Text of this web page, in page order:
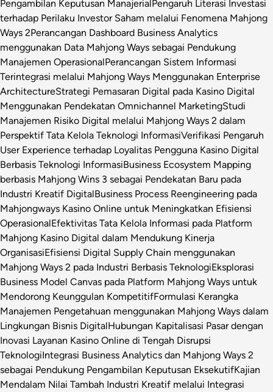
Pengambilan Keputusan ManajerialPengaruh Literasi Investasi
terhadap Perilaku Investor Saham melalui Fenomena Mahjong
Ways 2Perancangan Dashboard Business Analytics
menggunakan Data Mahjong Ways sebagai Pendukung
Manajemen OperasionalPerancangan Sistem Informasi
Terintegrasi melalui Mahjong Ways Menggunakan Enterprise
ArchitectureStrategi Pemasaran Digital pada Kasino Digital
Menggunakan Pendekatan Omnichannel MarketingStudi
Manajemen Risiko Digital melalui Mahjong Ways 2 dalam
Perspektif Tata Kelola Teknologi InformasiVerifikasi Pengaruh
User Experience terhadap Loyalitas Pengguna Kasino Digital
Berbasis Teknologi InformasiBusiness Ecosystem Mapping
berbasis Mahjong Wins 3 sebagai Pendekatan Baru pada
Industri Kreatif DigitalBusiness Process Reengineering pada
Mahjongways Kasino Online untuk Meningkatkan Efisiensi
OperasionalEfektivitas Tata Kelola Informasi pada Platform
Mahjong Kasino Digital dalam Mendukung Kinerja
OrganisasiEfisiensi Digital Supply Chain menggunakan
Mahjong Ways 2 pada Industri Berbasis TeknologiEksplorasi
Business Model Canvas pada Platform Mahjong Ways untuk
Mendorong Keunggulan KompetitifFormulasi Kerangka
Manajemen Pengetahuan menggunakan Mahjong Ways dalam
Lingkungan Bisnis DigitalHubungan Kapitalisasi Pasar dengan
Inovasi Layanan Kasino Online di Tengah Disrupsi
TeknologiIntegrasi Business Analytics dan Mahjong Ways 2
sebagai Pendukung Pengambilan Keputusan EksekutifKajian
Mendalam Nilai Tambah Industri Kreatif melalui Integrasi